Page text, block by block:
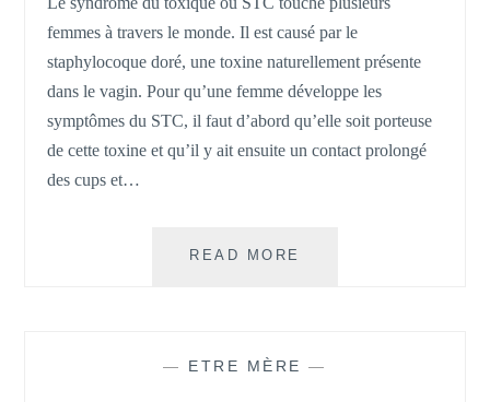
femmes à travers le monde. Il est causé par le
staphylocoque doré, une toxine naturellement présente
dans le vagin. Pour qu’une femme développe les
symptômes du STC, il faut d’abord qu’elle soit porteuse
de cette toxine et qu’il y ait ensuite un contact prolongé
des cups et…
READ MORE
— ETRE MÈRE —